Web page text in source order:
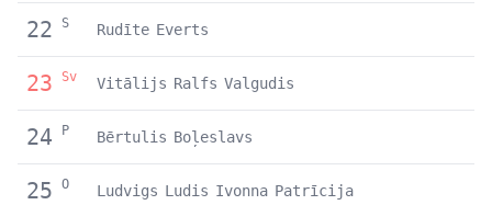
22 S Rudīte Everts
23 Sv Vitālijs Ralfs Valgudis
24 P Bērtulis Boļeslavs
25 O Ludvigs Ludis Ivonna Patrīcija